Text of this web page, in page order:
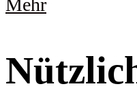
Mehr